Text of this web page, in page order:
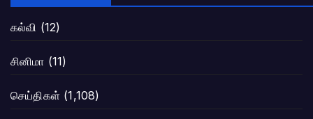
கல்வி (12)
சினிமா (11)
செய்திகள் (1,108)